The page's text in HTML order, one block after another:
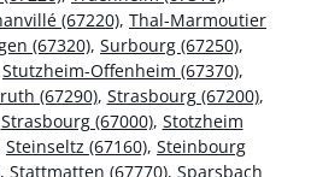
(67220), Thal-Marmoutier
(67320), Surbourg (67250),
Stutzheim-Offenheim (67370),
(67290), Strasbourg (67200),
Strasbourg (67000), Stotzheim
Steinseltz (67160), Steinbourg
, Stattmatten (67770), Sparsbach